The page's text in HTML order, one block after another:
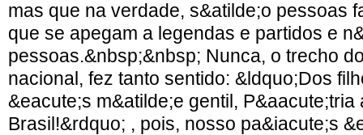
mas que na verdade, s&atilde;o pessoas
que se apegam a legendas e partidos e
pessoas.&nbsp;&nbsp; Nunca, o trecho
nacional, fez tanto sentido: &ldquo;Dos
&eacute;s m&atilde;e gentil, P&aacute;tria
Brasil!&rdquo; , pois, nosso pa&iacute;s